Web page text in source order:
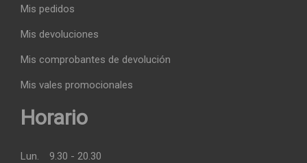
Mis pedidos
Mis devoluciones
Mis comprobantes de devolución
Mis vales promocionales
Horario
Lun. 9.30 - 20.30